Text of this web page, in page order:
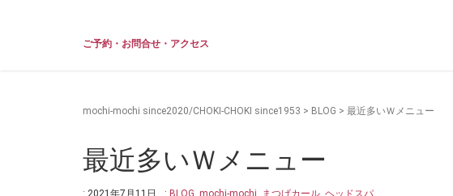
ご予約・お問合せ・アクセス
mochi-mochi since2020/CHOKI-CHOKI since1953 > BLOG > 最近多いＷメニュー
最近多いＷメニュー
: 2021年7月11日 : BLOG, mochi-mochi, まつげカール, ヘッドスパ